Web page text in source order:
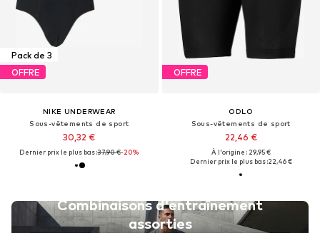
Pack de 3
OFFRE
NIKE UNDERWEAR
Sous-vêtements de sport
30,32 €
Dernier prix le plus bas :37,90 €-20%
OFFRE
ODLO
Sous-vêtements de sport
22,46 €
À l'origine : 29,95 €
Dernier prix le plus bas :22,46 €
Combinaisons d'entraînement
assorties